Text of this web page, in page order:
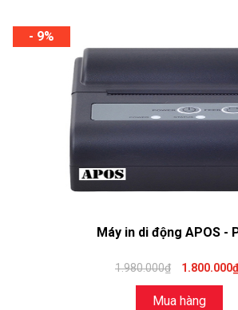
- 9%
Máy in di động APOS -
1.980.000₫ 1.800.000₫
Mua hàng